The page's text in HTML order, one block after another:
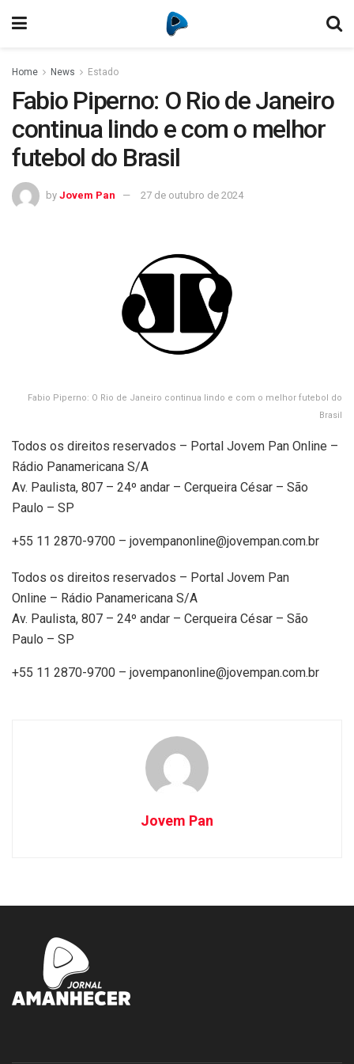
Home News Estado
Fabio Piperno: O Rio de Janeiro
continua lindo e com o melhor
futebol do Brasil
by Jovem Pan 27 de outubro de 2024
Fabio Piperno: O Rio de Janeiro continua lindo e com o melhor futebol do
Brasil
Todos os direitos reservados – Portal Jovem Pan Online –
Rádio Panamericana S/A
Av. Paulista, 807 – 24º andar – Cerqueira César – São
Paulo – SP
+55 11 2870-9700 – jovempanonline@jovempan.com.br
Todos os direitos reservados – Portal Jovem Pan
Online – Rádio Panamericana S/A
Av. Paulista, 807 – 24º andar – Cerqueira César – São
Paulo – SP
+55 11 2870-9700 – jovempanonline@jovempan.com.br
Jovem Pan